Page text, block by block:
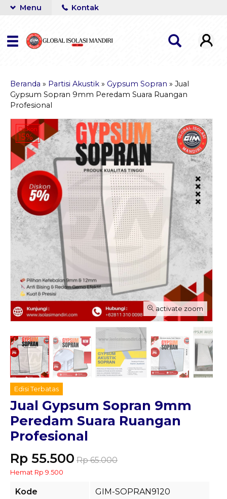
Menu Kontak
Beranda » Partisi Akustik » Gypsum Sopran » Jual
Gypsum Sopran 9mm Peredam Suara Ruangan
Profesional
activate zoom
Diskon
15%
Edisi Terbatas
Jual Gypsum Sopran 9mm
Peredam Suara Ruangan
Profesional
Rp 55.500 Rp 65.000
Hemat Rp 9.500
Kode GIM-SOPRAN9120